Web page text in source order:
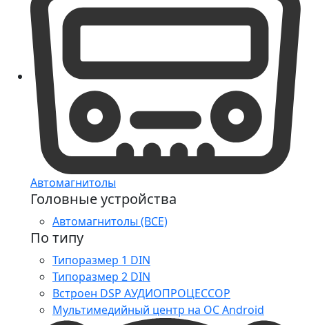
Автомагнитолы
Головные устройства
Автомагнитолы (ВСЕ)
По типу
Типоразмер 1 DIN
Типоразмер 2 DIN
Встроен DSP АУДИОПРОЦЕССОР
Мультимедийный центр на ОС Android